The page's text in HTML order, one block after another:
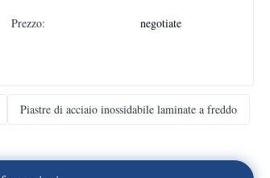
Prezzo: negotiate
Piastre di acciaio inossidabile laminate a freddo